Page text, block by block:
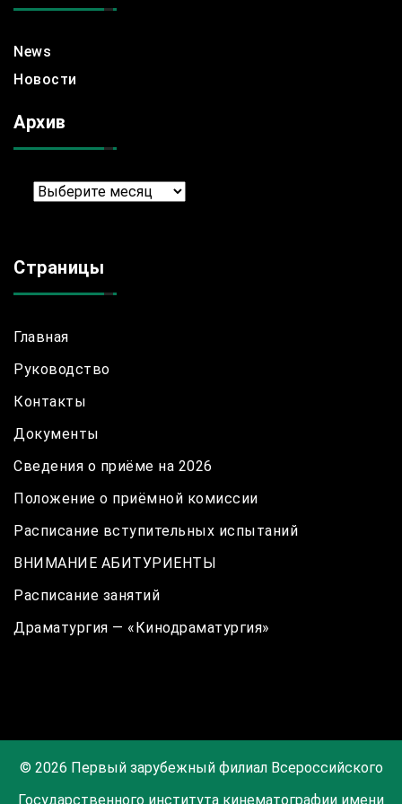
News
Новости
Архив
Архив
Страницы
Главная
Руководство
Контакты
Документы
Сведения о приёме на 2026
Положение о приёмной комиссии
Расписание вступительных испытаний
ВНИМАНИЕ АБИТУРИЕНТЫ
Расписание занятий
Драматургия — «Кинодраматургия»
© 2026 Первый зарубежный филиал Всероссийского
Государственного института кинематографии имени